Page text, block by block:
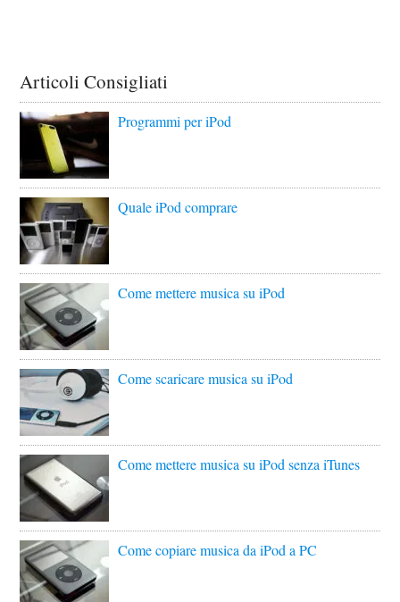
Articoli Consigliati
Programmi per iPod
Quale iPod comprare
Come mettere musica su iPod
Come scaricare musica su iPod
Come mettere musica su iPod senza iTunes
Come copiare musica da iPod a PC